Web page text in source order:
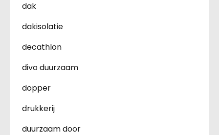
dak
dakisolatie
decathlon
divo duurzaam
dopper
drukkerij
duurzaam door